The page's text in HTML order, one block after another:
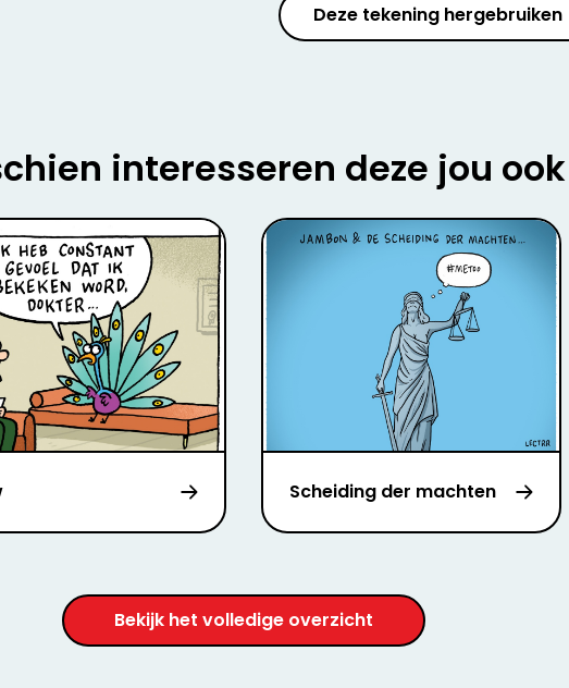
Deze tekening hergebruiken
interesseren deze jou ook
Scheiding der machten
Bekijk het volledige overzicht